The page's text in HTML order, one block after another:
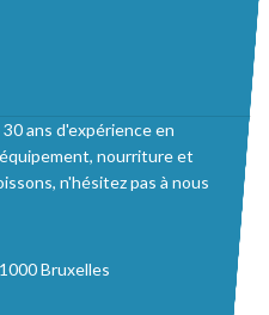
ans d'expérience en
nourriture et
n'hésitez pas à nous
Bruxelles